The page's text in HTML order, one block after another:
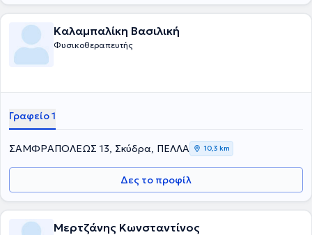
Καλαμπαλίκη Βασιλική
Φυσικοθεραπευτής
Γραφείο 1
ΣΑΜΦΡΑΠΟΛΕΩΣ 13, Σκύδρα, ΠΕΛΛΑ 10,3 km
Δες το προφίλ
Μερτζάνης Κωνσταντίνος